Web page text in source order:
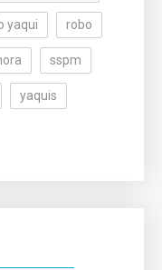
yaqui robo
sspm
yaquis